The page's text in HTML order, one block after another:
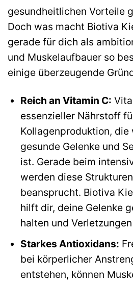
gesundheitlichen Vorteile
Doch was macht Biotiva
gerade für dich als
und Muskelaufbauer so
einige überzeugende
Reich an Vitamin C:
essenzieller Nährstoff
Kollagenproduktion,
gesunde Gelenke und
ist. Gerade beim
werden diese
beansprucht. Biotiva
hilft dir, deine Gelenke
halten und
Starkes Antioxidans:
bei körperlicher
entstehen, können